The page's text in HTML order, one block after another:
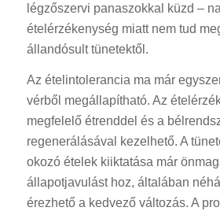
légzőszervi panaszokkal küzd –
ételérzékenység miatt nem tud
állandósult tünetektől.
Az ételintolerancia ma már
vérből megállapítható. Az
megfelelő étrenddel és a
regenerálásával kezelhető. A
okozó ételek kiiktatása már
állapotjavulást hoz, általában
érezhető a kedvező változás. A